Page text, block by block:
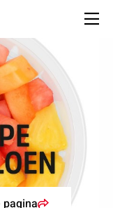
pagina